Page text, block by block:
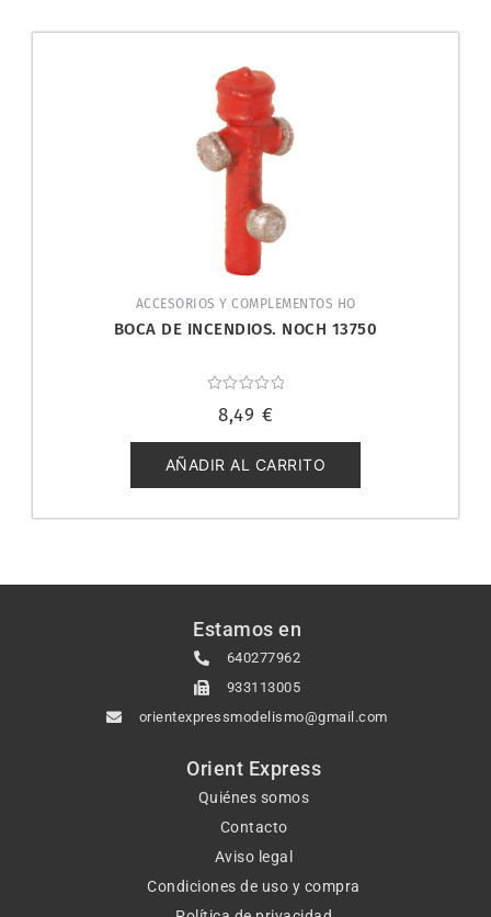
ACCESORIOS Y COMPLEMENTOS HO
BOCA DE INCENDIOS. NOCH 13750
con
de
5
8,49 €
AÑADIR AL CARRITO
Estamos en
640277962
933113005
orientexpressmodelismo@gmail.com
Orient Express
Quiénes somos
Contacto
Aviso legal
Condiciones de uso y compra